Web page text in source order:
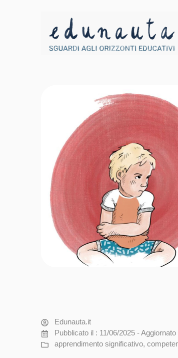
Edunauta.it
Pubblicato il : 11/06/2025 -
apprendimento significativo,